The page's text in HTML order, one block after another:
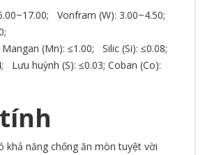
Vonfram (W): 3.00~4.50;
(Mn): ≤1.00; Silic (Si): ≤0.08;
Lưu huỳnh (S): ≤0.03; Coban (Co):
khả năng chống ăn mòn tuyệt vời